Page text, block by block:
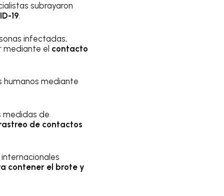
subrayaron
19.
infectadas,
mediante el contacto
humanos mediante
medidas de
de contactos
contener el brote y